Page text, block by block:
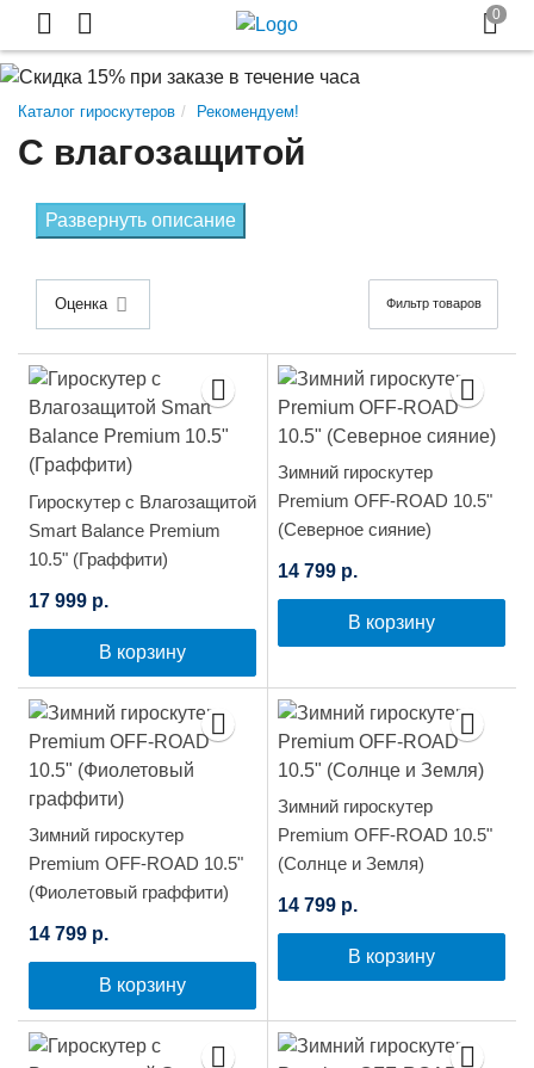
Каталог гироскутеров Рекомендуем!
С влагозащитой
Развернуть описание
Оценка Фильтр товаров
Гироскутер с Влагозащитой
Smart Balance Premium
10.5" (Граффити)
17 999 р.
В корзину
Зимний гироскутер
Premium OFF-ROAD 10.5"
(Северное сияние)
14 799 р.
В корзину
Зимний гироскутер
Premium OFF-ROAD 10.5"
(Фиолетовый граффити)
14 799 р.
В корзину
Зимний гироскутер
Premium OFF-ROAD 10.5"
(Солнце и Земля)
14 799 р.
В корзину